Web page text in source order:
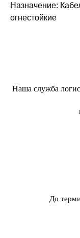
Назначение:
огнестойкие
Наша служба
До